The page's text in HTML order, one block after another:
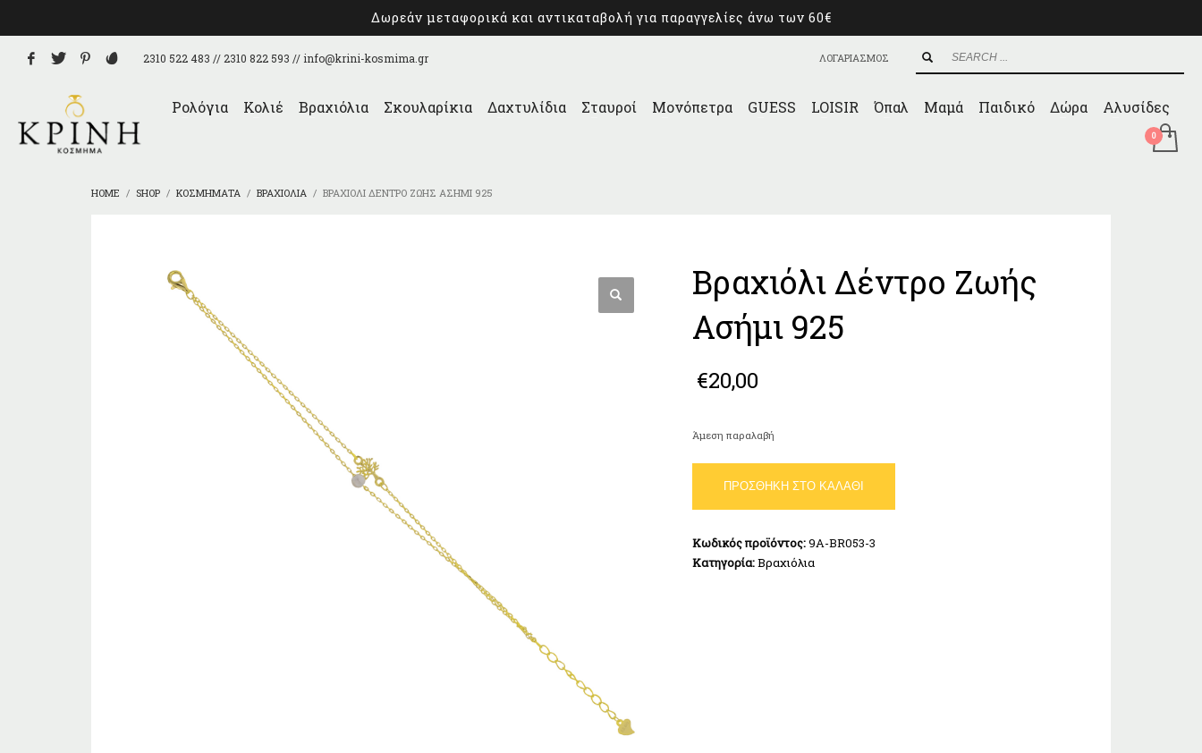
Δωρεάν μεταφορικά και αντικαταβολή για παραγγελίες άνω των 60€
2310 522 483 // 2310 822 593 // info@krini-kosmima.gr ΛΟΓΑΡΙΑΣΜΟΣ
Ρολόγια Κολιέ Βραχιόλια Σκουλαρίκια Δαχτυλίδια Σταυροί Μονόπετρα GUESS LOISIR Όπαλ Μαμά Παιδικό Δώρα Αλυσίδες
HOME SHOP ΚΟΣΜΉΜΑΤΑ ΒΡΑΧΙΌΛΙΑ ΒΡΑΧΙΌΛΙ ΔΈΝΤΡΟ ΖΩΉΣ ΑΣΉΜΙ 925
Βραχιόλι Δέντρο Ζωής
Ασήμι 925
€20,00
Άμεση παραλαβή
Δέντρο
Ζωής
925
ποσότητα
ΠΡΟΣΘΉΚΗ ΣΤΟ ΚΑΛΆΘΙ
Κωδικός προϊόντος:9A-BR053-3
Κατηγορία:Βραχιόλια